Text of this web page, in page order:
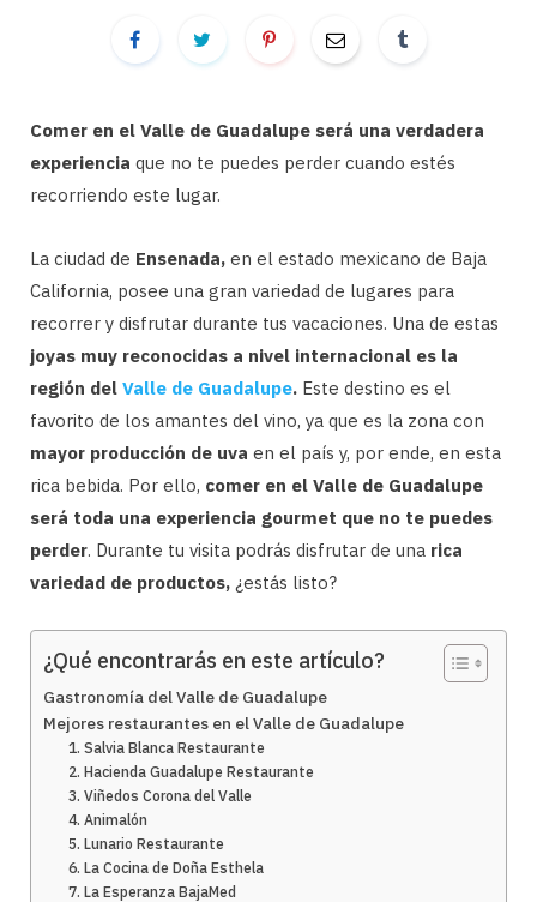
Comer en el Valle de Guadalupe será una verdadera
experiencia que no te puedes perder cuando estés
recorriendo este lugar.
La ciudad de Ensenada, en el estado mexicano de Baja
California, posee una gran variedad de lugares para
recorrer y disfrutar durante tus vacaciones. Una de estas
joyas muy reconocidas a nivel internacional es la
región del Valle de Guadalupe. Este destino es el
favorito de los amantes del vino, ya que es la zona con
mayor producción de uva en el país y, por ende, en esta
rica bebida. Por ello, comer en el Valle de Guadalupe
será toda una experiencia gourmet que no te puedes
perder. Durante tu visita podrás disfrutar de una rica
variedad de productos, ¿estás listo?
¿Qué encontrarás en este artículo?
Gastronomía del Valle de Guadalupe
Mejores restaurantes en el Valle de Guadalupe
1. Salvia Blanca Restaurante
2. Hacienda Guadalupe Restaurante
3. Viñedos Corona del Valle
4. Animalón
5. Lunario Restaurante
6. La Cocina de Doña Esthela
7. La Esperanza BajaMed